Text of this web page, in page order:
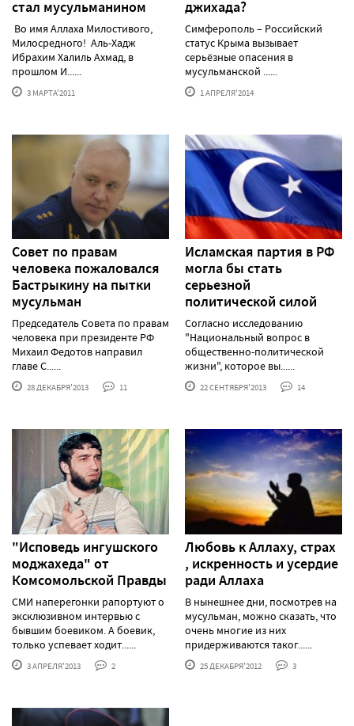
стал мусульманином
Во имя Аллаха Милостивого,
Милосредного! Аль-Хадж
Ибрахим Халиль Ахмад, в
прошлом И......
3 МАРТА'2011
джихада?
Симферополь – Российский
статус Крыма вызывает
серьёзные опасения в
мусульманской ......
1 АПРЕЛЯ'2014
Совет по правам
человека пожаловался
Бастрыкину на пытки
мусульман
Председатель Совета по правам
человека при президенте РФ
Михаил Федотов направил
главе С......
28 ДЕКАБРЯ'2013 11
Исламская партия в РФ
могла бы стать
серьезной
политической силой
Согласно исследованию
"Национальный вопрос в
общественно-политической
жизни", которое вы......
22 СЕНТЯБРЯ'2013 14
"Исповедь ингушского
моджахеда" от
Комсомольской Правды
СМИ наперегонки рапортуют о
эксклюзивном интервью с
бывшим боевиком. А боевик,
только успевает ходит......
3 АПРЕЛЯ'2013 2
Любовь к Аллаху, страх
, искренность и усердие
ради Аллаха
В нынешнее дни, посмотрев на
мусульман, можно сказать, что
очень многие из них
придерживаются таког......
25 ДЕКАБРЯ'2012 3